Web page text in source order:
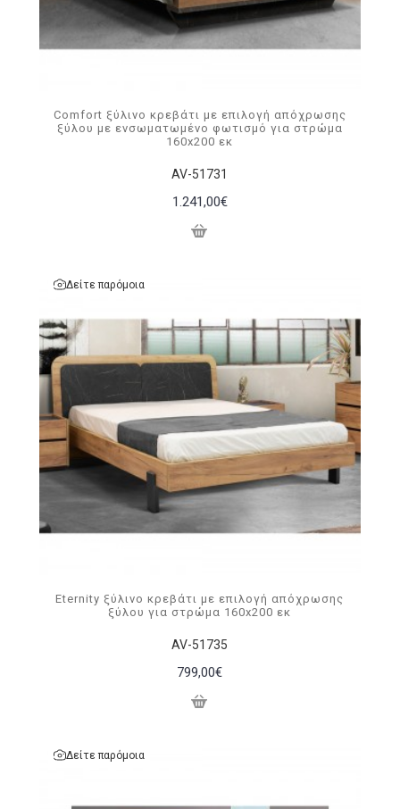
AV-51731
Comfort ξύλινo κρεβάτι με επιλογή απόχρωσης
ξύλου με ενσωματωμένο φωτισμό για στρώμα
160x200 εκ
1.241,00€
Δείτε παρόμοια
AV-51735
Eternity ξύλινo κρεβάτι με επιλογή απόχρωσης
ξύλου για στρώμα 160x200 εκ
799,00€
Δείτε παρόμοια